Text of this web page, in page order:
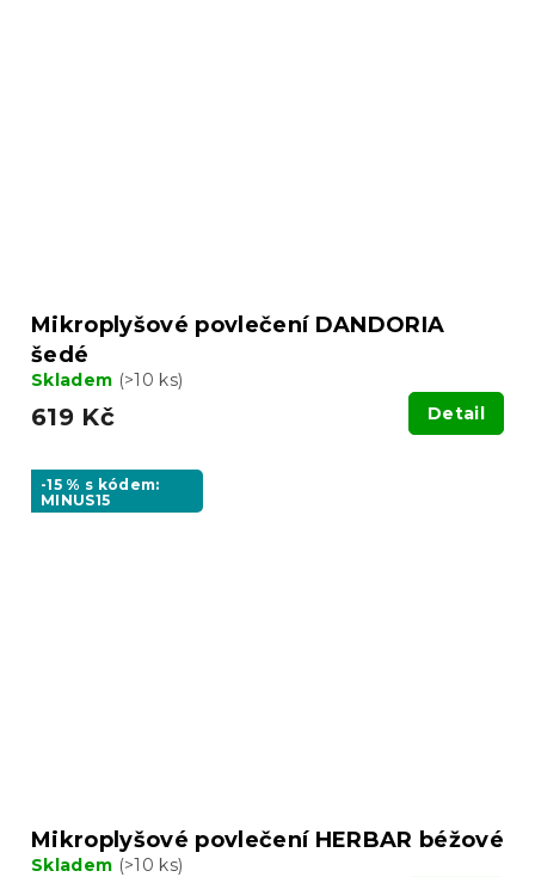
Mikroplyšové povlečení DANDORIA
šedé
Skladem (>10 ks)
619 Kč Detail
-15 % s kódem:
MINUS15
Mikroplyšové povlečení HERBAR béžové
Skladem (>10 ks)